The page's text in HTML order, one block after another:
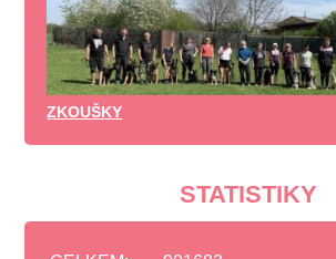
ZKOUŠKY
STATISTIKY